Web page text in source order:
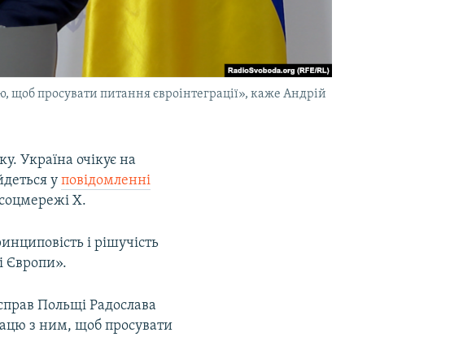
щоб просувати питання євроінтеграції», каже Андрій
Україна очікує на
уповідомленні
X.
і рішучість
Європи».
Польщі Радослава
з ним, щоб просувати